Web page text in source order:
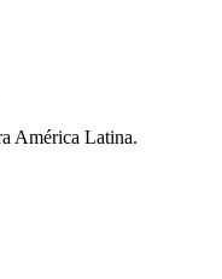
América Latina.